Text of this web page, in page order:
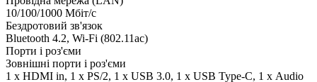
10/100/1000 Мбіт/с
Бездротовий зв'язок
Bluetooth 4.2, Wi-Fi (802.11ac)
Порти і роз'єми
Зовнішні порти і роз'єми
1 x HDMI in, 1 x PS/2, 1 x USB 3.0, 1 x USB Type-C, 1 х Audio